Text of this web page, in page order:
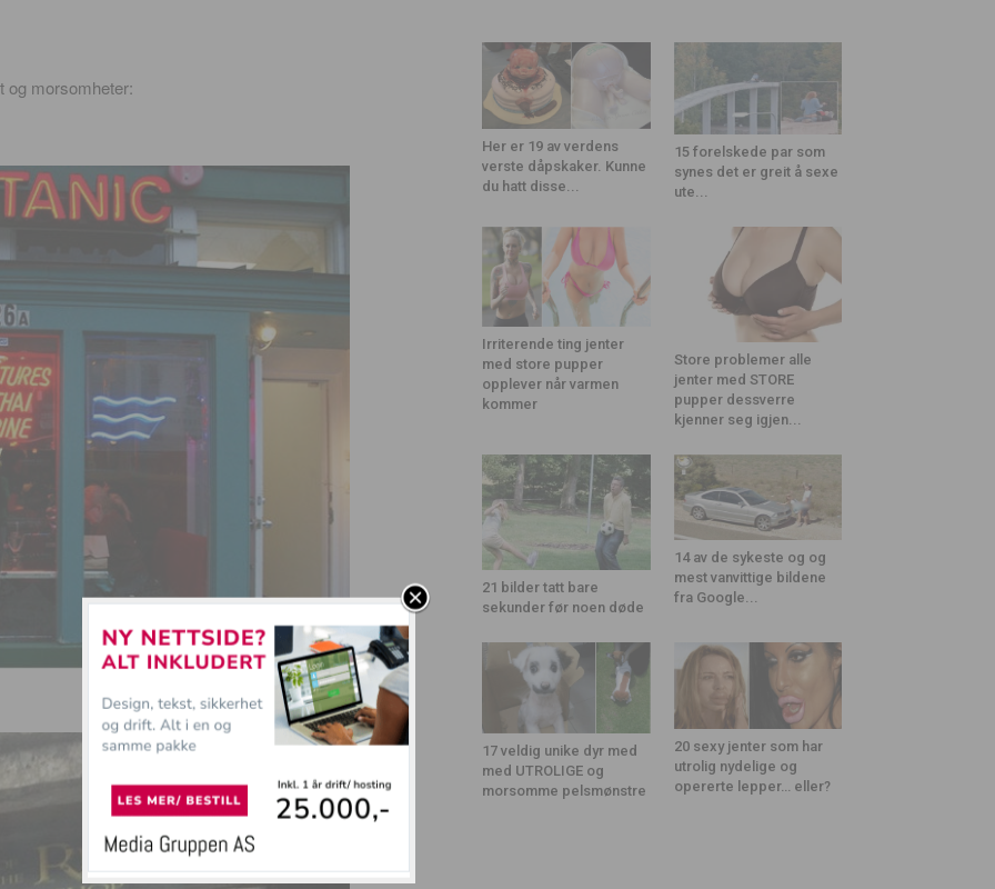
og morsomheter:
Her er 19 av verdens
verste dåpskaker. Kunne
du hatt disse...
15 forelskede par som
synes det er greit å sexe
ute...
Irriterende ting jenter
med store pupper
opplever når varmen
kommer
Store problemer alle
jenter med STORE
pupper dessverre
kjenner seg igjen...
21 bilder tatt bare
sekunder før noen døde
14 av de sykeste og og
mest vanvittige bildene
fra Google...
17 veldig unike dyr med
med UTROLIGE og
morsomme pelsmønstre
20 sexy jenter som har
utrolig nydelige og
opererte lepper… eller?